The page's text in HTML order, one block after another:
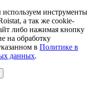
инструменты
а так же cookie-
либо нажимая кнопку
на обработку
в Политике в
данных.